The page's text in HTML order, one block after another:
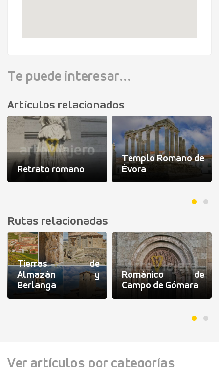
Te puede interesar...
Artículos relacionados
Retrato romano
Templo Romano de
Évora
Rutas relacionadas
Tierras de
Almazán y
Berlanga
Románico de
Campo de Gómara
Ver artículos por categorías